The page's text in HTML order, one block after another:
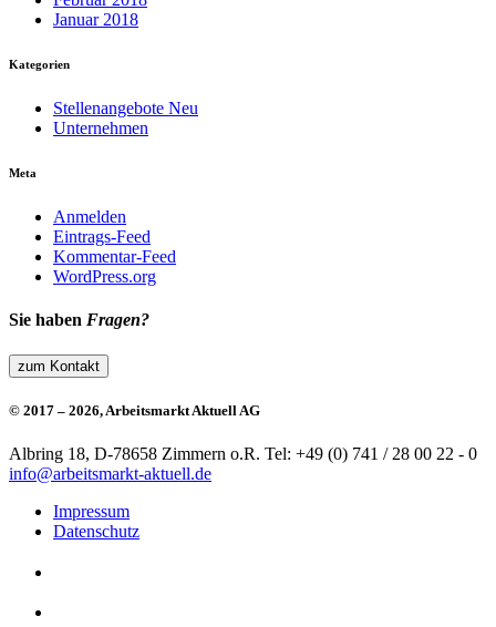
Januar 2018
Kategorien
Stellenangebote Neu
Unternehmen
Meta
Anmelden
Eintrags-Feed
Kommentar-Feed
WordPress.org
Sie haben Fragen?
zum Kontakt
© 2017 – 2026, Arbeitsmarkt Aktuell AG
Albring 18, D-78658 Zimmern o.R. Tel: +49 (0) 741 / 28 00 22 - 0
info@arbeitsmarkt-aktuell.de
Impressum
Datenschutz